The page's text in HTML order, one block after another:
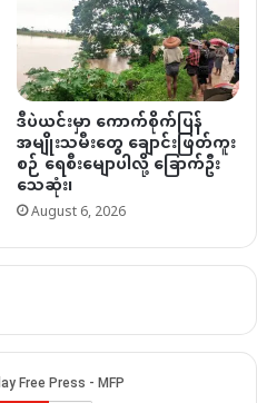
ဒီပဲယင်းမှာ ကောက်စိုက်ပြန်
အမျိုးသမီးတွေ ချောင်းဖြတ်ကူး
စဉ် ရေစီးမျောပါလို့ ခြောက်ဦး
သေဆုံး၊
August 6, 2026